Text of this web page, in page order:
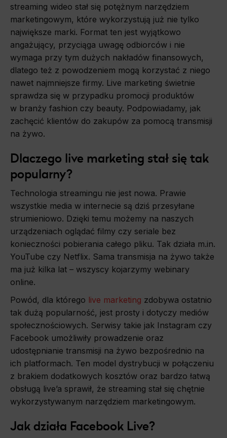
streaming wideo stał się potężnym narzędziem
marketingowym, które wykorzystują już nie tylko
największe marki. Format ten jest wyjątkowo
angażujący, przyciąga uwagę odbiorców i nie
wymaga przy tym dużych nakładów finansowych,
dlatego też z powodzeniem mogą korzystać z niego
nawet najmniejsze firmy. Live marketing świetnie
sprawdza się w przypadku promocji produktów
w branży fashion czy beauty. Podpowiadamy, jak
zachęcić klientów do zakupów za pomocą transmisji
na żywo.
Dlaczego live marketing stał się tak
popularny?
Technologia streamingu nie jest nowa. Prawie
wszystkie media w internecie są dziś przesyłane
strumieniowo. Dzięki temu możemy na naszych
urządzeniach oglądać filmy czy seriale bez
konieczności pobierania całego pliku. Tak działa m.in.
YouTube czy Netflix. Sama transmisja na żywo także
ma już kilka lat – wszyscy kojarzymy webinary
online.
Powód, dla którego live marketing zdobywa ostatnio
tak dużą popularność, jest prosty i dotyczy mediów
społecznościowych. Serwisy takie jak Instagram czy
Facebook umożliwiły prowadzenie oraz
udostępnianie transmisji na żywo bezpośrednio na
ich platformach. Ten model dystrybucji w połączeniu
z brakiem dodatkowych kosztów oraz bardzo łatwą
obsługą live’a sprawił, że streaming stał się chętnie
wykorzystywanym narzędziem marketingowym.
Jak działa Facebook Live?